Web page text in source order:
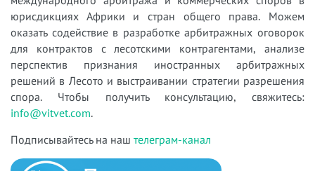
юрисдикциях Африки и стран общего права. Можем
оказать содействие в разработке арбитражных оговорок
для контрактов с лесотскими контрагентами, анализе
перспектив признания иностранных арбитражных
решений в Лесото и выстраивании стратегии разрешения
спора. Чтобы получить консультацию, свяжитесь:
info@vitvet.com.
Подписывайтесь на наш телеграм-канал